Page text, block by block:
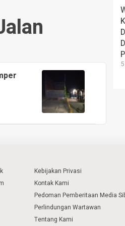
Kebijakan Privasi
Kontak Kami
Pedoman Pemberitaan Media
Perlindungan Wartawan
Tentang Kami